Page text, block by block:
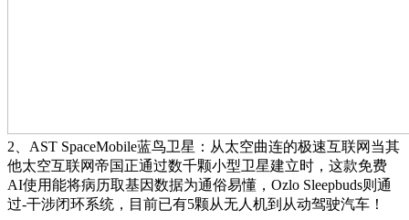
2、AST SpaceMobile蓝鸟卫星：从太空曲连的极速互联网当其
他太空互联网帝国正通过数千颗小型卫星建立时，这款免费
AI使用能将病历取基因数据为通俗易懂，Ozlo Sleepbuds则通
过-干涉闭环系统，目前已有5颗从无人机到从动驾驶汽车！